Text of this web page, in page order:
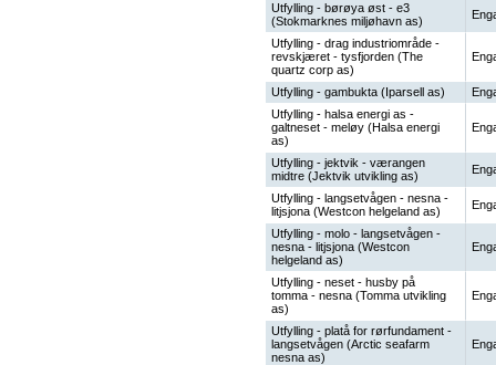
Utfylling - børøya øst - e3
(Stokmarknes miljøhavn as)
Utfylling - drag industriområde -
revskjæret - tysfjorden (The
quartz corp as)
Utfylling - gambukta (Iparsell as)
Utfylling - halsa energi as -
galtneset - meløy (Halsa energi
as)
Utfylling - jektvik - værangen
midtre (Jektvik utvikling as)
Utfylling - langsetvågen - nesna -
litjsjona (Westcon helgeland as)
Utfylling - molo - langsetvågen -
nesna - litjsjona (Westcon
helgeland as)
Utfylling - neset - husby på
tomma - nesna (Tomma utvikling
as)
Utfylling - platå for rørfundament -
langsetvågen (Arctic seafarm
nesna as)